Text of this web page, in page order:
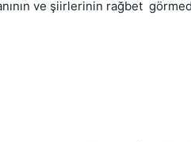
ve şiirlerinin rağbet